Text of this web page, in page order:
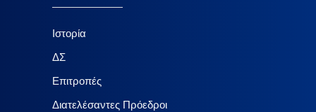
Ιστορία
ΔΣ
Επιτροπές
Διατελέσαντες Πρόεδροι